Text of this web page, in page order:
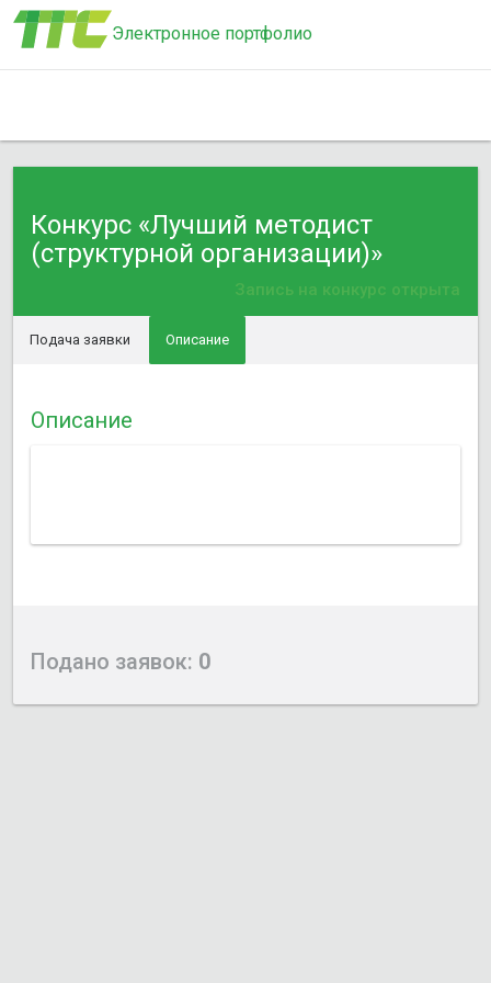
Электронное портфолио
Конкурс «Лучший методист
(структурной организации)»
Запись на конкурс открыта
Подача заявки Описание
Описание
Подано заявок: 0